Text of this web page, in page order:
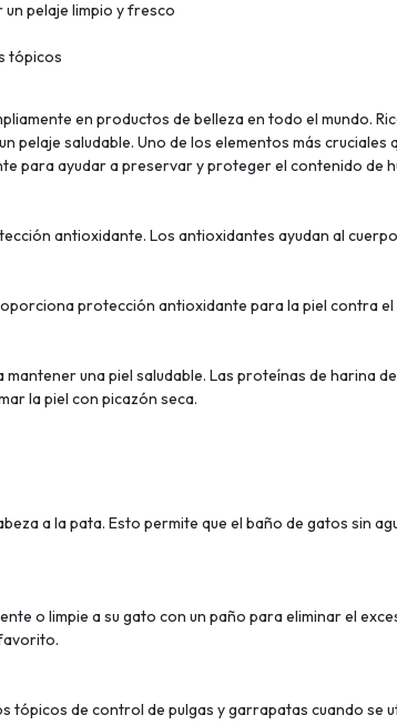
un pelaje limpio y fresco
tópicos
en productos de belleza en todo el mundo.
pelaje saludable. Uno de los elementos más cruciales
para ayudar a preservar y proteger el contenido de
antioxidante. Los antioxidantes ayudan al
protección antioxidante para la piel contra el
una piel saludable. Las proteínas de harina
la piel con picazón seca.
a la pata. Esto permite que el baño de gatos sin
o limpie a su gato con un paño para eliminar el
tópicos de control de pulgas y garrapatas cuando se